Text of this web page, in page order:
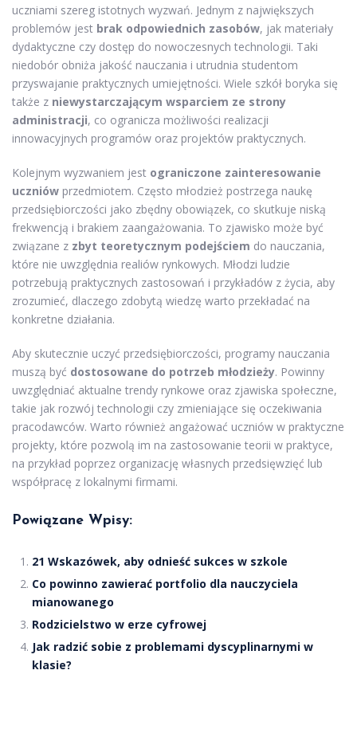
uczniami szereg istotnych wyzwań. Jednym z największych
problemów jest brak odpowiednich zasobów, jak materiały
dydaktyczne czy dostęp do nowoczesnych technologii. Taki
niedobór obniża jakość nauczania i utrudnia studentom
przyswajanie praktycznych umiejętności. Wiele szkół boryka się
także z niewystarczającym wsparciem ze strony
administracji, co ogranicza możliwości realizacji
innowacyjnych programów oraz projektów praktycznych.
Kolejnym wyzwaniem jest ograniczone zainteresowanie
uczniów przedmiotem. Często młodzież postrzega naukę
przedsiębiorczości jako zbędny obowiązek, co skutkuje niską
frekwencją i brakiem zaangażowania. To zjawisko może być
związane z zbyt teoretycznym podejściem do nauczania,
które nie uwzględnia realiów rynkowych. Młodzi ludzie
potrzebują praktycznych zastosowań i przykładów z życia, aby
zrozumieć, dlaczego zdobytą wiedzę warto przekładać na
konkretne działania.
Aby skutecznie uczyć przedsiębiorczości, programy nauczania
muszą być dostosowane do potrzeb młodzieży. Powinny
uwzględniać aktualne trendy rynkowe oraz zjawiska społeczne,
takie jak rozwój technologii czy zmieniające się oczekiwania
pracodawców. Warto również angażować uczniów w praktyczne
projekty, które pozwolą im na zastosowanie teorii w praktyce,
na przykład poprzez organizację własnych przedsięwzięć lub
współpracę z lokalnymi firmami.
Powiązane Wpisy:
21 Wskazówek, aby odnieść sukces w szkole
Co powinno zawierać portfolio dla nauczyciela
mianowanego
Rodzicielstwo w erze cyfrowej
Jak radzić sobie z problemami dyscyplinarnymi w
klasie?